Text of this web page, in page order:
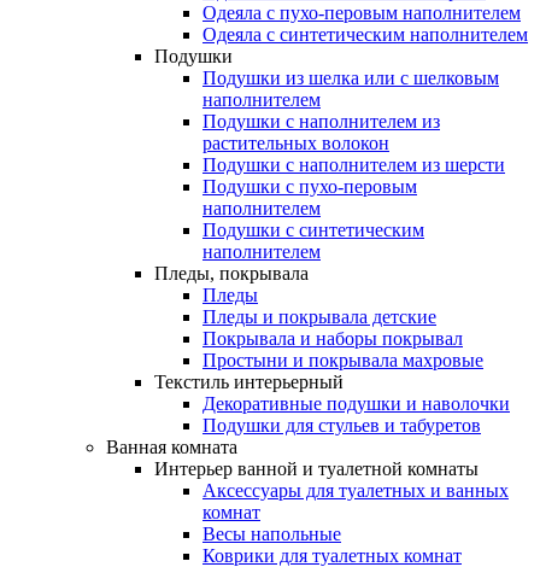
Одеяла с пухо-перовым наполнителем
Одеяла с синтетическим наполнителем
Подушки
Подушки из шелка или с шелковым
наполнителем
Подушки с наполнителем из
растительных волокон
Подушки с наполнителем из шерсти
Подушки с пухо-перовым
наполнителем
Подушки с синтетическим
наполнителем
Пледы, покрывала
Пледы
Пледы и покрывала детские
Покрывала и наборы покрывал
Простыни и покрывала махровые
Текстиль интерьерный
Декоративные подушки и наволочки
Подушки для стульев и табуретов
Ванная комната
Интерьер ванной и туалетной комнаты
Аксессуары для туалетных и ванных
комнат
Весы напольные
Коврики для туалетных комнат